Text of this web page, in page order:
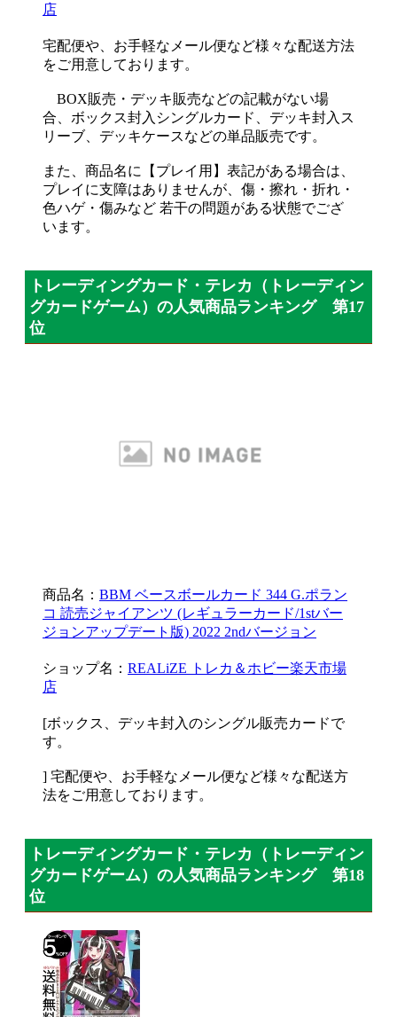
店
宅配便や、お手軽なメール便など様々な配送方法
をご用意しております。
BOX販売・デッキ販売などの記載がない場
合、ボックス封入シングルカード、デッキ封入ス
リーブ、デッキケースなどの単品販売です。
また、商品名に【プレイ用】表記がある場合は、
プレイに支障はありませんが、傷・擦れ・折れ・
色ハゲ・傷みなど 若干の問題がある状態でござ
います。
トレーディングカード・テレカ（トレーディン
グカードゲーム）の人気商品ランキング 第17
位
商品名： BBM ベースボールカード 344 G.ポラン
コ 読売ジャイアンツ (レギュラーカード/1stバー
ジョンアップデート版) 2022 2ndバージョン
ショップ名： REALiZE トレカ＆ホビー楽天市場
店
[ボックス、デッキ封入のシングル販売カードで
す。
] 宅配便や、お手軽なメール便など様々な配送方
法をご用意しております。
トレーディングカード・テレカ（トレーディン
グカードゲーム）の人気商品ランキング 第18
位